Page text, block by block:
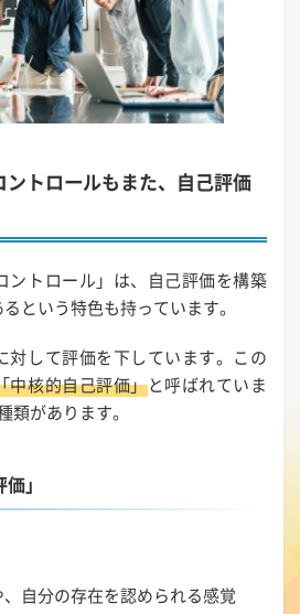
ントロールもまた、自己評価
ントロール」は、自己評価を構築
という特色も持っています。
対して評価を下しています。この
中核的自己評価」と呼ばれていま
類があります。
」
自分の存在を認められる感覚